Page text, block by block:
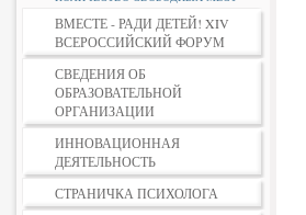
ВМЕСТЕ - РАДИ ДЕТЕЙ! XIV
ВСЕРОССИЙСКИЙ ФОРУМ
СВЕДЕНИЯ ОБ
ОБРАЗОВАТЕЛЬНОЙ
ОРГАНИЗАЦИИ
ИННОВАЦИОННАЯ
ДЕЯТЕЛЬНОСТЬ
СТРАНИЧКА ПСИХОЛОГА